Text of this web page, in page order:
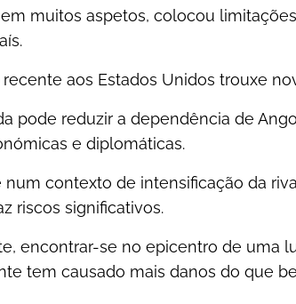
muitos aspetos, colocou
aos Estados Unidos trouxe
pode reduzir a dependência de
e diplomáticas.
contexto de intensificação da
riscos significativos.
encontrar-se no epicentro de uma
tem causado mais danos do que